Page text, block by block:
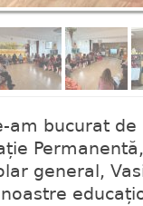
am bucurat
general,